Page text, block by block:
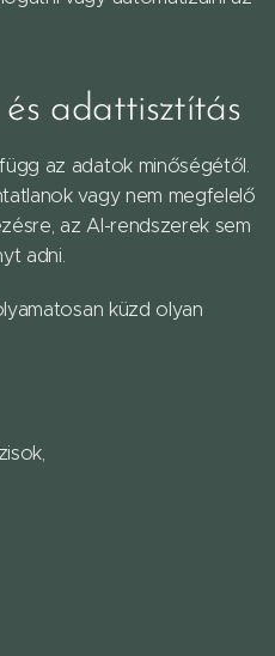
adattisztítás
az adatok minőségétől.
vagy nem megfelelő
az AI-rendszerek sem
adni.
küzd olyan